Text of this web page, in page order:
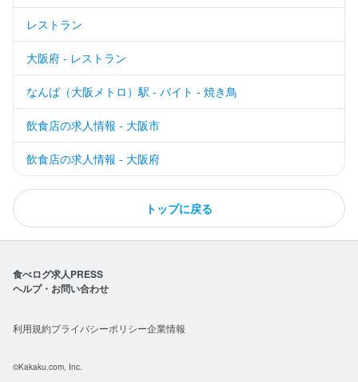
レストラン
大阪府 - レストラン
なんば（大阪メトロ）駅 - バイト - 焼き鳥
飲食店の求人情報 - 大阪市
飲食店の求人情報 - 大阪府
トップに戻る
食べログ求人PRESS
ヘルプ・お問い合わせ
利用規約プライバシーポリシー企業情報
©Kakaku.com, Inc.